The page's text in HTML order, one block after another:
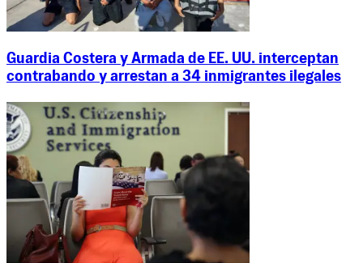
Guardia Costera y Armada de EE. UU. interceptan
contrabando y arrestan a 34 inmigrantes ilegales